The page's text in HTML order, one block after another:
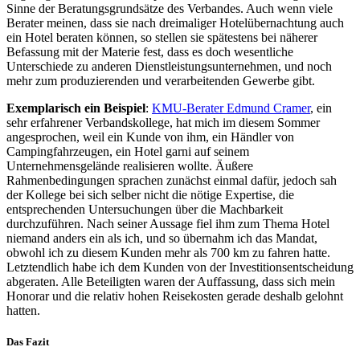
Sinne der Beratungsgrundsätze des Verbandes. Auch wenn viele
Berater meinen, dass sie nach dreimaliger Hotelübernachtung auch
ein Hotel beraten können, so stellen sie spätestens bei näherer
Befassung mit der Materie fest, dass es doch wesentliche
Unterschiede zu anderen Dienstleistungsunternehmen, und noch
mehr zum produzierenden und verarbeitenden Gewerbe gibt.
Exemplarisch ein Beispiel: KMU-Berater Edmund Cramer, ein
sehr erfahrener Verbandskollege, hat mich im diesem Sommer
angesprochen, weil ein Kunde von ihm, ein Händler von
Campingfahrzeugen, ein Hotel garni auf seinem
Unternehmensgelände realisieren wollte. Äußere
Rahmenbedingungen sprachen zunächst einmal dafür, jedoch sah
der Kollege bei sich selber nicht die nötige Expertise, die
entsprechenden Untersuchungen über die Machbarkeit
durchzuführen. Nach seiner Aussage fiel ihm zum Thema Hotel
niemand anders ein als ich, und so übernahm ich das Mandat,
obwohl ich zu diesem Kunden mehr als 700 km zu fahren hatte.
Letztendlich habe ich dem Kunden von der Investitionsentscheidung
abgeraten. Alle Beteiligten waren der Auffassung, dass sich mein
Honorar und die relativ hohen Reisekosten gerade deshalb gelohnt
hatten.
Das Fazit